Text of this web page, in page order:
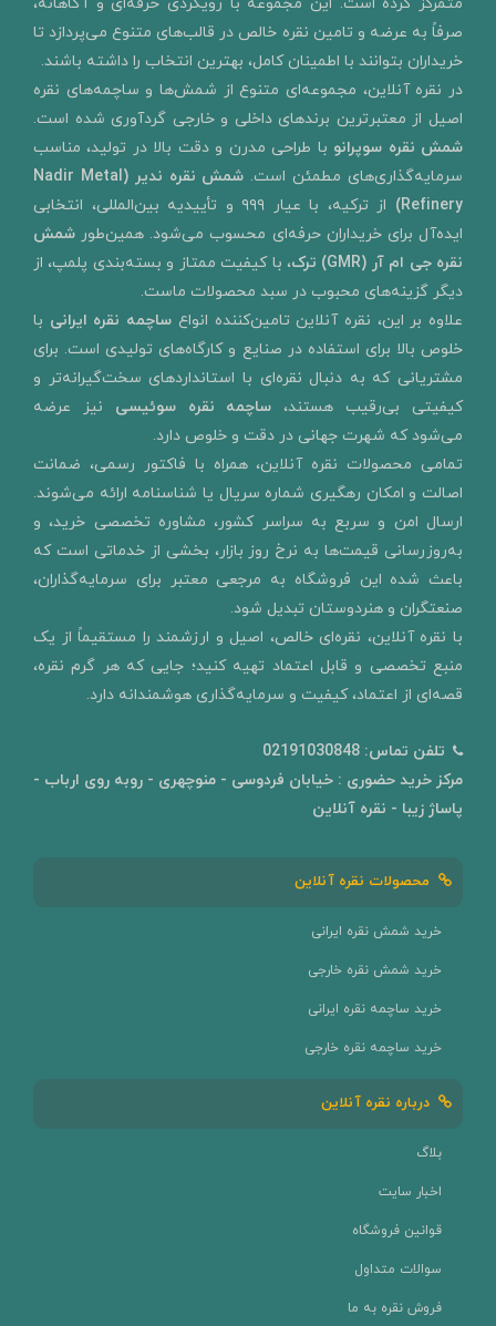
متمرکز کرده است. این مجموعه با رویکردی حرفه‌ای و آگاهانه،
صرفاً به عرضه و تامین نقره خالص در قالب‌های متنوع می‌پردازد تا
خریداران بتوانند با اطمینان کامل، بهترین انتخاب را داشته باشند.
در نقره آنلاین، مجموعه‌ای متنوع از شمش‌ها و ساچمه‌های نقره
اصیل از معتبرترین برندهای داخلی و خارجی گردآوری شده است.
شمش نقره سوپرانو با طراحی مدرن و دقت بالا در تولید، مناسب
سرمایه‌گذاری‌های مطمئن است. شمش نقره ندیر
(Nadir Metal
Refinery)
از ترکیه، با عیار ۹۹۹ و تأییدیه بین‌المللی، انتخابی
ایده‌آل برای خریداران حرفه‌ای محسوب می‌شود. همین‌طور شمش
نقره جی ام آر (GMR) ترک
، با کیفیت ممتاز و بسته‌بندی پلمپ، از
دیگر گزینه‌های محبوب در سبد محصولات ماست.
علاوه بر این، نقره آنلاین تامین‌کننده انواع ساچمه نقره ایرانی با
خلوص بالا برای استفاده در صنایع و کارگاه‌های تولیدی است. برای
مشتریانی که به دنبال نقره‌ای با استانداردهای سخت‌گیرانه‌تر و
کیفیتی بی‌رقیب هستند، ساچمه نقره سوئیسی نیز عرضه
می‌شود که شهرت جهانی در دقت و خلوص دارد.
تمامی محصولات نقره آنلاین، همراه با فاکتور رسمی، ضمانت
اصالت و امکان رهگیری شماره سریال یا شناسنامه ارائه می‌شوند.
ارسال امن و سربع به سراسر کشور، مشاوره تخصصی خرید، و
به‌روزرسانی قیمت‌ها به نرخ روز بازار، بخشی از خدماتی است که
باعث شده این فروشگاه به مرجعی معتبر برای سرمایه‌گذاران،
صنعتگران و هنردوستان تبدیل شود.
با نقره آنلاین، نقره‌ای خالص، اصیل و ارزشمند را مستقیماً از یک
منبع تخصصی و قابل اعتماد تهیه کنید؛ جایی که هر گرم نقره،
قصه‌ای از اعتماد، کیفیت و سرمایه‌گذاری هوشمندانه دارد.
تلفن تماس: 02191030848
مرکز خرید حضوری : خیابان فردوسی - منوچهری - روبه روی ارباب -
پاساژ زیبا - نقره آنلاین
محصولات نقره آنلاین
خرید شمش نقره ایرانی
خرید شمش نقره خارجی
خرید ساچمه نقره ایرانی
خرید ساچمه نقره خارجی
درباره نقره آنلاین
بلاگ
اخبار سایت
قوانین فروشگاه
سوالات متداول
فروش نقره به ما